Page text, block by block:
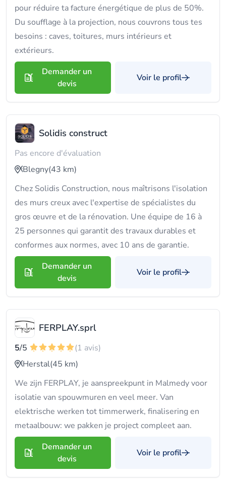
pour réduire ta facture énergétique de plus de 50%.
Du soufflage à la projection, nous couvrons tous tes
besoins : caves, toitures, murs intérieurs et
extérieurs.
Demander un
devis
Voir le profil
Solidis construct
Pas encore d'évaluation
Blegny(43 km)
Chez Solidis Construction, nous maîtrisons l'isolation
des murs creux avec l'expertise de spécialistes du
gros œuvre et de la rénovation. Une équipe de 16 à
25 personnes qui garantit des travaux durables et
conformes aux normes, avec 10 ans de garantie.
Demander un
devis
Voir le profil
FERPLAY.sprl
5/5
(1 avis)
Herstal(45 km)
We zijn FERPLAY, je aanspreekpunt in Malmedy voor
isolatie van spouwmuren en veel meer. Van
elektrische werken tot timmerwerk, finalisering en
metaalbouw: we pakken je project compleet aan.
Demander un
devis
Voir le profil